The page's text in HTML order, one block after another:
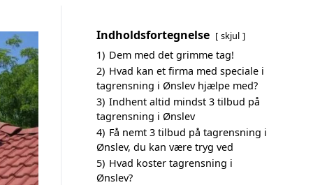
Indholdsfortegnelse skjul
1) Dem med det grimme tag!
2) Hvad kan et firma med speciale i
tagrensning i Ønslev hjælpe med?
3) Indhent altid mindst 3 tilbud på
tagrensning i Ønslev
4) Få nemt 3 tilbud på tagrensning i
Ønslev, du kan være tryg ved
5) Hvad koster tagrensning i
Ønslev?